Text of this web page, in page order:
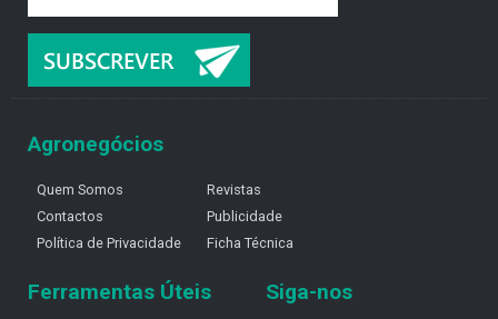
Agronegócios
Quem Somos
Contactos
Política de Privacidade
Revistas
Publicidade
Ficha Técnica
Ferramentas Úteis Siga-nos